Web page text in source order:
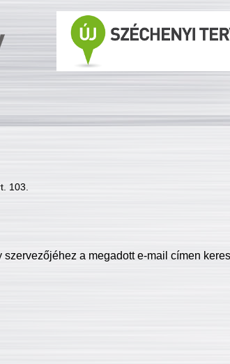
103.
a megadott e-mail címen